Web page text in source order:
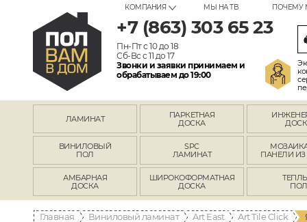
КОМПАНИЯ МЫ НА ТВ ПОЧЕМУ
+7 (863) 303 65 23
Пн-Пт с 10 до 18
Сб-Вс с 11 до 17
Звонки и заявки принимаем и
обрабатываем до 19:00
ЛАМИНАТ
ПАРКЕТНАЯ
ДОСКА
ВИНИЛОВЫЙ
ПОЛ
SPC
ЛАМИНАТ
ПАНЕЛИ ИЗ
АМБАРНАЯ
ДОСКА
ШИРОКОФОРМАТНАЯ
ДОСКА
ПОЛ
Главная Виниловый ламинат Art East Art Tile Click